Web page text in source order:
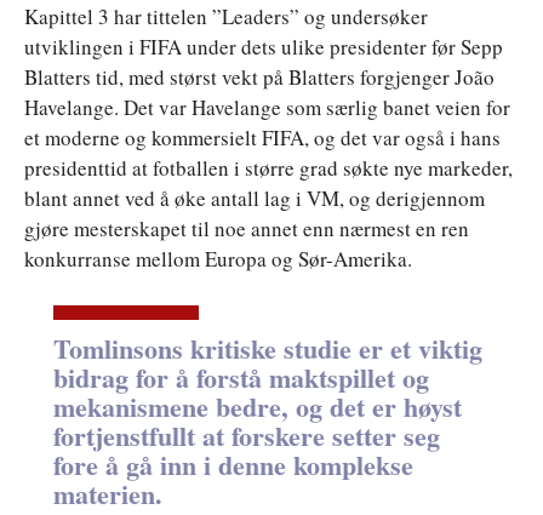
Kapittel 3 har tittelen ”Leaders” og undersøker
utviklingen i FIFA under dets ulike presidenter før Sepp
Blatters tid, med størst vekt på Blatters forgjenger João
Havelange. Det var Havelange som særlig banet veien for
et moderne og kommersielt FIFA, og det var også i hans
presidenttid at fotballen i større grad søkte nye markeder,
blant annet ved å øke antall lag i VM, og derigjennom
gjøre mesterskapet til noe annet enn nærmest en ren
konkurranse mellom Europa og Sør-Amerika.
Tomlinsons kritiske studie er et viktig
bidrag for å forstå maktspillet og
mekanismene bedre, og det er høyst
fortjenstfullt at forskere setter seg
fore å gå inn i denne komplekse
materien.